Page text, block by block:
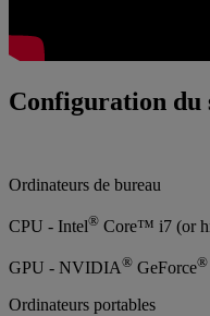
Configuration du
Ordinateurs de bureau
CPU - Intel® Core™ i7 (or
GPU - NVIDIA® GeForce®
Ordinateurs portables